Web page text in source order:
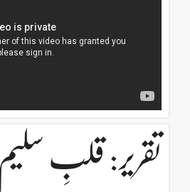
تقریر: قلبِ سلیم